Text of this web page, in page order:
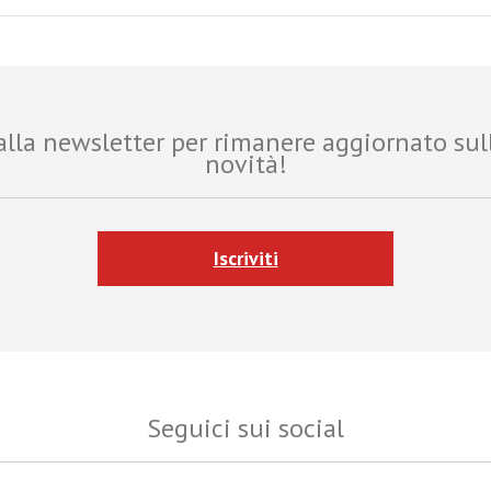
newsletter per rimanere aggiornato
novità!
Iscriviti
Seguici sui social